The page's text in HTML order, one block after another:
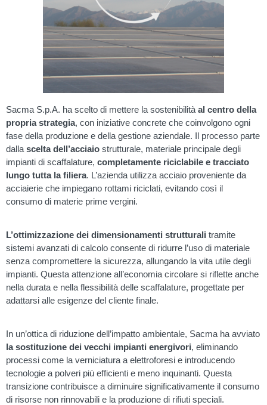
Sacma S.p.A. ha scelto di mettere la sostenibilità al centro della
propria strategia, con iniziative concrete che coinvolgono ogni
fase della produzione e della gestione aziendale. Il processo parte
dalla scelta dell’acciaio strutturale, materiale principale degli
impianti di scaffalature, completamente riciclabile e tracciato
lungo tutta la filiera. L’azienda utilizza acciaio proveniente da
acciaierie che impiegano rottami riciclati, evitando così il
consumo di materie prime vergini.
L’ottimizzazione dei dimensionamenti strutturali tramite
sistemi avanzati di calcolo consente di ridurre l’uso di materiale
senza compromettere la sicurezza, allungando la vita utile degli
impianti. Questa attenzione all’economia circolare si riflette anche
nella durata e nella flessibilità delle scaffalature, progettate per
adattarsi alle esigenze del cliente finale.
In un’ottica di riduzione dell’impatto ambientale, Sacma ha avviato
la sostituzione dei vecchi impianti energivori, eliminando
processi come la verniciatura a elettroforesi e introducendo
tecnologie a polveri più efficienti e meno inquinanti. Questa
transizione contribuisce a diminuire significativamente il consumo
di risorse non rinnovabili e la produzione di rifiuti speciali.